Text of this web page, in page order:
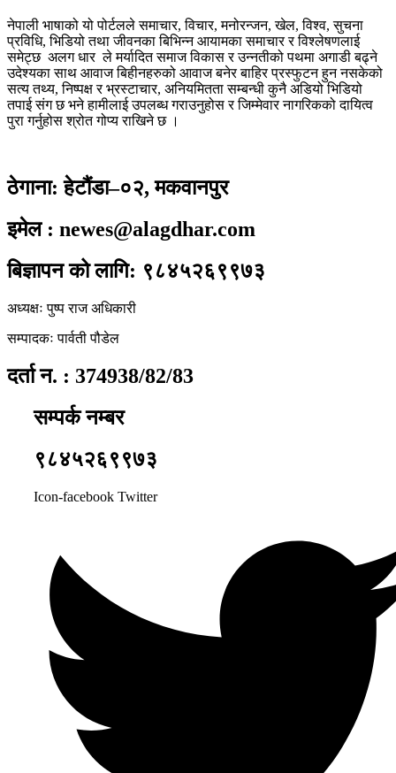
नेपाली भाषाको यो पोर्टलले समाचार, विचार, मनोरन्जन, खेल, विश्व, सुचना
प्रविधि, भिडियो तथा जीवनका बिभिन्न आयामका समाचार र विश्लेषणलाई
समेट्छ अलग धार ले मर्यादित समाज विकास र उन्नतीको पथमा अगाडी बढ्ने
उदेश्यका साथ आवाज बिहीनहरुको आवाज बनेर बाहिर प्रस्फुटन हुन नसकेको
सत्य तथ्य, निष्पक्ष र भ्रस्टाचार, अनियमितता सम्बन्धी कुनै अडियो भिडियो
तपाई संग छ भने हामीलाई उपलब्ध गराउनुहोस र जिम्मेवार नागरिकको दायित्व
पुरा गर्नुहोस श्रोत गोप्य राखिने छ ।
ठेगाना: हेटौंडा–०२, मकवानपुर
इमेल : newes@alagdhar.com
बिज्ञापन को लागि: ९८४५२६९९७३
अध्यक्षः पुष्प राज अधिकारी
सम्पादकः पार्वती पौडेल
दर्ता न. : 374938/82/83
सम्पर्क नम्बर
९८४५२६९९७३
Icon-facebook Twitter